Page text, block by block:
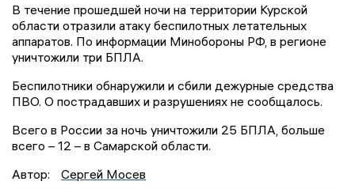
В течение прошедшей ночи на территории Курской
области отразили атаку беспилотных летательных
аппаратов. По информации Минобороны РФ, в регионе
уничтожили три БПЛА.
Беспилотники обнаружили и сбили дежурные средства
ПВО. О пострадавших и разрушениях не сообщалось.
Всего в России за ночь уничтожили 25 БПЛА, больше
всего – 12 – в Самарской области.
Автор:
Сергей Мосев